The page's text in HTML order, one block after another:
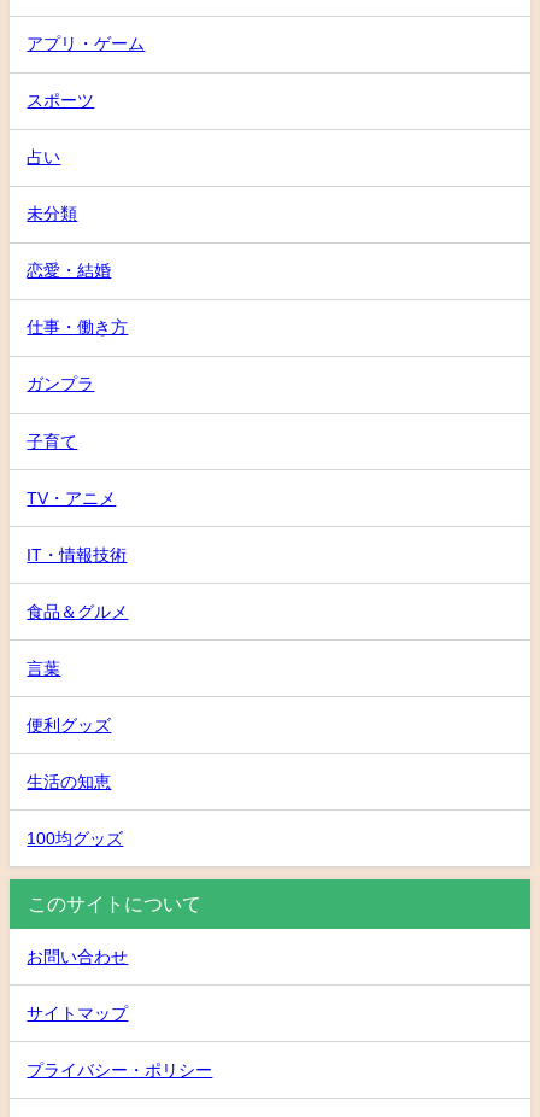
アプリ・ゲーム
スポーツ
占い
未分類
恋愛・結婚
仕事・働き方
ガンプラ
子育て
TV・アニメ
IT・情報技術
食品＆グルメ
言葉
便利グッズ
生活の知恵
100均グッズ
このサイトについて
お問い合わせ
サイトマップ
プライバシー・ポリシー